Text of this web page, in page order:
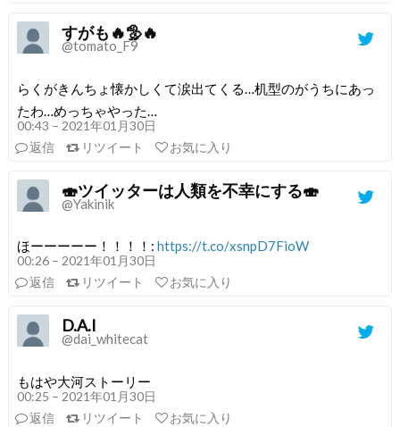
すがも🔥🦤🔥
@tomato_F9
らくがきんちょ懐かしくて涙出てくる…机型のがうちにあっ
たわ…めっちゃやった…
00:43 – 2021年01月30日
返信
リツイート お気に入り
🍣ツイッターは人類を不幸にする🍣
@Yakinik
ほーーーーー！！！！: https://t.co/xsnpD7FioW
00:26 – 2021年01月30日
返信
リツイート お気に入り
D.A.I
@dai_whitecat
もはや大河ストーリー
00:25 – 2021年01月30日
返信
リツイート お気に入り